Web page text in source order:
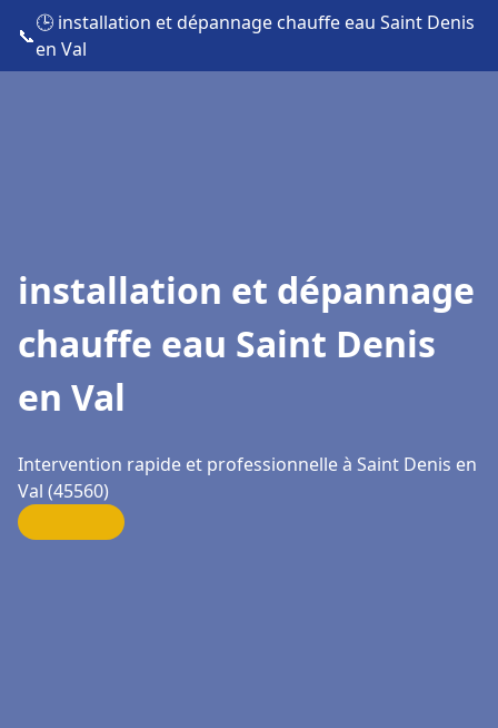
📞
🕒 installation et dépannage chauffe eau Saint Denis
en Val
installation et dépannage
chauffe eau Saint Denis
en Val
Intervention rapide et professionnelle à Saint Denis en
Val (45560)